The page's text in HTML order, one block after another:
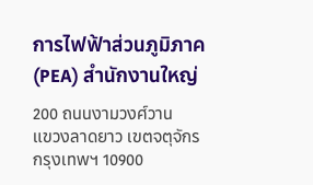
การไฟฟ้าส่วนภูมิภาค
(PEA) สำนักงานใหญ่
200 ถนนงามวงศ์วาน
แขวงลาดยาว เขตจตุจักร
กรุงเทพฯ 10900